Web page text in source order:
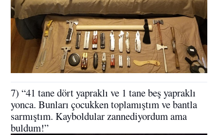
7) “41 tane dört yapraklı ve 1 tane beş yapraklı
yonca. Bunları çocukken toplamıştım ve bantla
sarmıştım. Kayboldular zannediyordum ama
buldum!”